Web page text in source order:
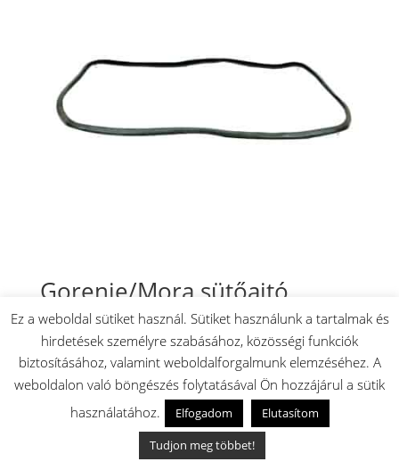
Gorenje/Mora sütőajtó
tömítés
7000Ft
Készleten: 11 db
🚚 Akár másnapi szállítás
✅ Magyar raktárról
Ez a weboldal sütiket használ. Sütiket használunk a tartalmak és
hirdetések személyre szabásához, közösségi funkciók
biztosításához, valamint weboldalforgalmunk elemzéséhez. A
weboldalon való böngészés folytatásával Ön hozzájárul a sütik
használatához.
Elfogadom
Elutasítom
Tudjon meg többet!